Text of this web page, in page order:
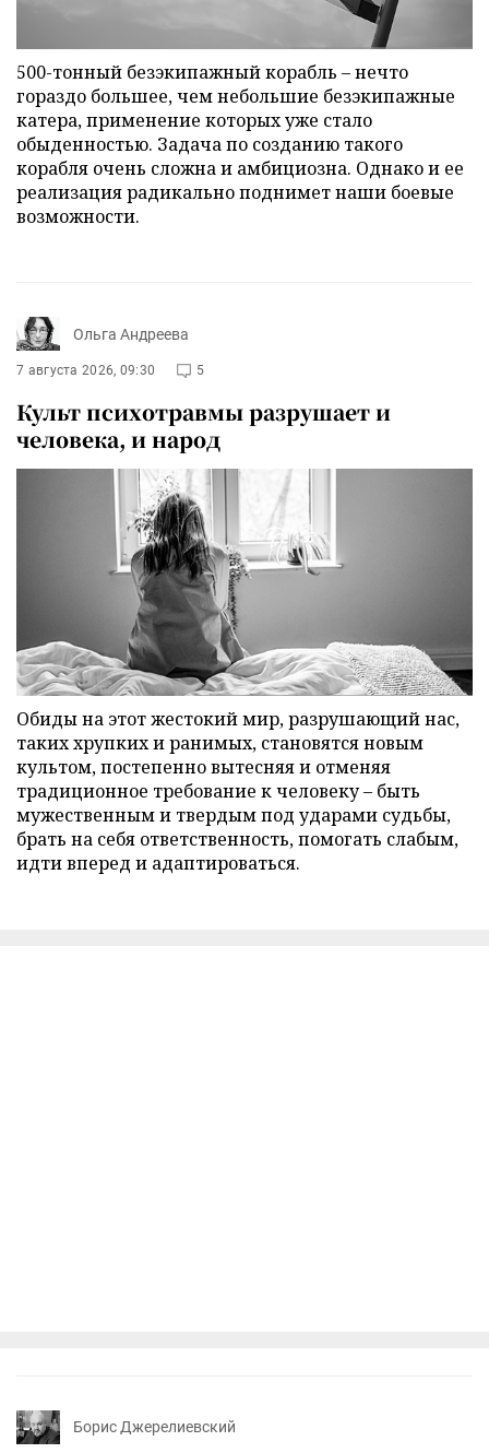
500-тонный безэкипажный корабль – нечто
гораздо большее, чем небольшие безэкипажные
катера, применение которых уже стало
обыденностью. Задача по созданию такого
корабля очень сложна и амбициозна. Однако и ее
реализация радикально поднимет наши боевые
возможности.
Ольга Андреева
7 августа 2026, 09:30 5
Культ психотравмы разрушает и
человека, и народ
Обиды на этот жестокий мир, разрушающий нас,
таких хрупких и ранимых, становятся новым
культом, постепенно вытесняя и отменяя
традиционное требование к человеку – быть
мужественным и твердым под ударами судьбы,
брать на себя ответственность, помогать слабым,
идти вперед и адаптироваться.
Борис Джерелиевский